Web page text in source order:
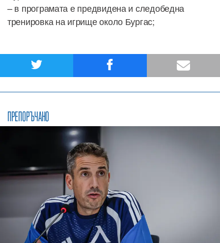
– в програмата е предвидена и следобедна
тренировка на игрище около Бургас;
ПРЕПОРЪЧАНО